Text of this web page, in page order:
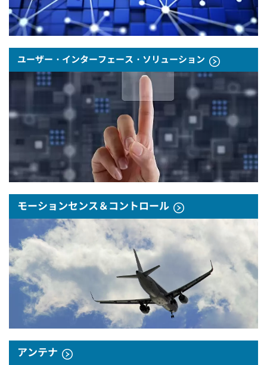
ユーザー・インターフェース・ソリューション
モーションセンス＆コントロール
アンテナ